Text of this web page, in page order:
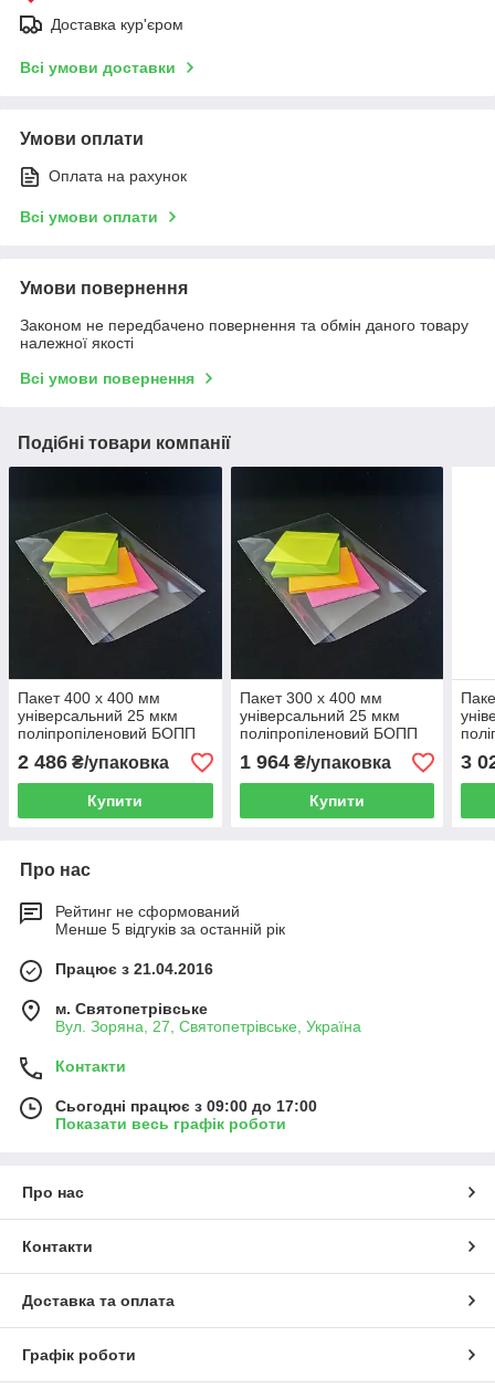
Доставка кур'єром
Всі умови доставки
Умови оплати
Оплата на рахунок
Всі умови оплати
Умови повернення
Законом не передбачено повернення та обмін даного товару
належної якості
Всі умови повернення
Подібні товари компанії
Пакет 400 x 400 мм
універсальний 25 мкм
поліпропіленовий БОПП
1000 шт
2 486 ₴/упаковка
Купити
Пакет 300 x 400 мм
універсальний 25 мкм
поліпропіленовий БОПП
1000 шт
1 964₴/упаковка
Купити
3
Про нас
Рейтинг не сформований
Менше 5 відгуків за останній рік
Працює з 21.04.2016
м. Святопетрівське
Вул. Зоряна, 27, Святопетрівське, Україна
Контакти
Сьогодні працює з 09:00 до 17:00
Показати весь графік роботи
Про нас
Контакти
Доставка та оплата
Графік роботи